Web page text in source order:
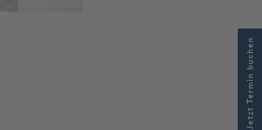
Jetzt Termin buchen